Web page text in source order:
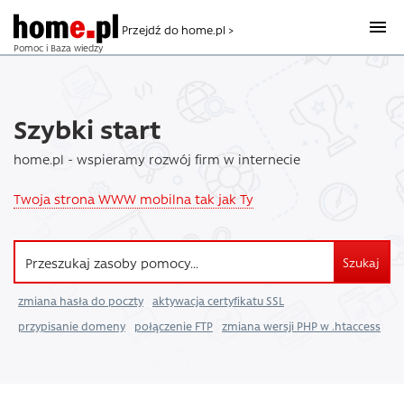
Pomoc i Baza wiedzy
Przejdź do home.pl >
Szybki start
home.pl - wspieramy rozwój firm w internecie
Twoja strona WWW mobilna tak jak Ty
Szukaj
zmiana hasła do poczty
aktywacja certyfikatu SSL
przypisanie domeny
połączenie FTP zmiana wersji PHP w .htaccess